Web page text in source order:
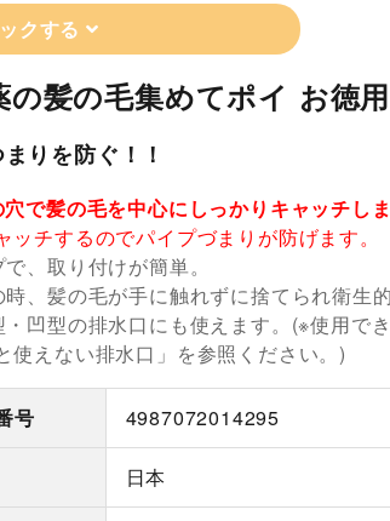
クする
の髪の毛集めてポイ お徳
りを防ぐ！！
で髪の毛を中心にしっかりキャッチしま
ッチするのでパイプづまりが防げます。
、取り付けが簡単。
、髪の毛が手に触れずに捨てられ衛生的
凹型の排水口にも使えます。(※使用で
使えない排水口」を参照ください。)
号 4987072014295
日本